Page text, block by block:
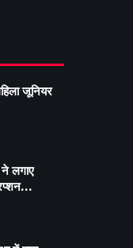
जूनियर
लगाए